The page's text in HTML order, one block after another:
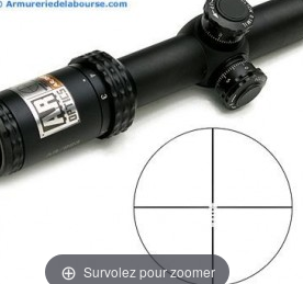
Survolez pour zoomer